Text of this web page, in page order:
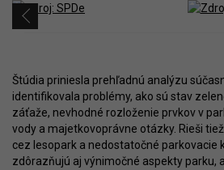
Štúdia priniesla prehľadnú analýzu
identifikovala problémy, ako sú stav
záťaže, nevhodné rozloženie prvkov v
vody a majetkovoprávne otázky. Rieši
cez lesopark a nedostatočné parkovacie
zdôrazňujú aj výnimočné aspekty parku,